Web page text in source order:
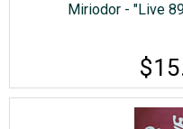
Miriodor - "Live